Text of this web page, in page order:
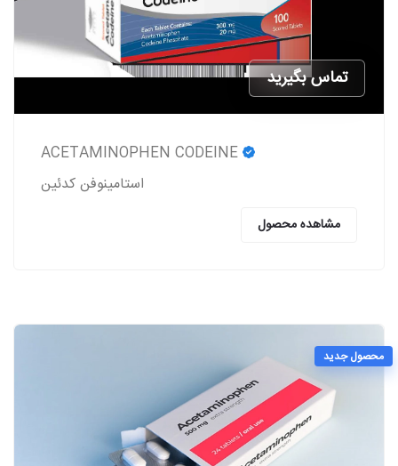
تماس بگیرید
استامینوفن کدئین
مشاهده محصول
محصول جدید